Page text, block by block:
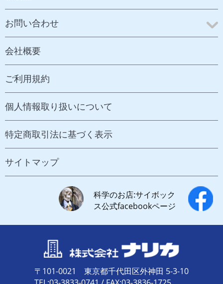
お問い合わせ
会社概要
ご利用規約
個人情報取り扱いについて
特定商取引法に基づく表示
サイトマップ
科学のお店:サイボック
ス公式facebookページ
〒101-0021 東京都千代田区外神田 5-3-10